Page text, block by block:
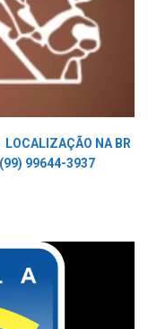
LOCALIZAÇÃO NA BR
(99) 99644-3937